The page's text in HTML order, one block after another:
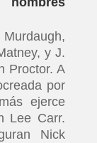
y J.
Proctor. A
por
ejerce
Lee Carr.
Nick